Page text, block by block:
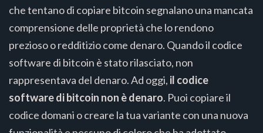
che tentano di copiare bitcoin segnalano una mancata
comprensione delle proprietà che lo rendono
prezioso o redditizio come denaro. Quando il codice
software di bitcoin è stato rilasciato, non
rappresentava del denaro. Ad oggi, il codice
software di bitcoin non è denaro. Puoi copiare il
codice domani o creare la tua variante con una nuova